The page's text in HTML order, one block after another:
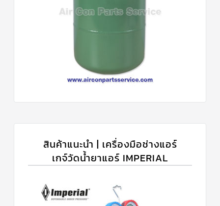
สินค้าแนะนำ | เครื่องมือช่างแอร์
เกจ์วัดน้ำยาแอร์ IMPERIAL